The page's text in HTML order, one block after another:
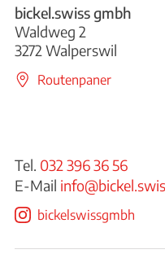
bickel.swiss gmbh
Waldweg 2
3272 Walperswil
Routenpaner
Tel. 032 396 36 56
E-Mail
bickelswissgmbh